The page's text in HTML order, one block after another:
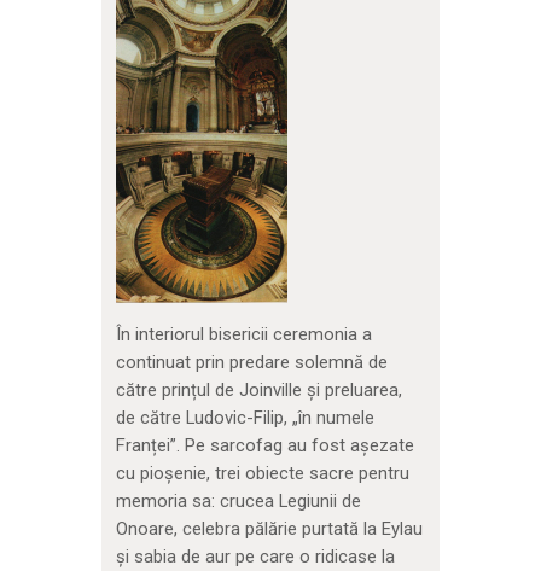
În interiorul bisericii ceremonia a
continuat prin predare solemnă de
către prințul de Joinville și preluarea,
de către Ludovic-Filip, „în numele
Franței”. Pe sarcofag au fost așezate
cu pioșenie, trei obiecte sacre pentru
memoria sa: crucea Legiunii de
Onoare, celebra pălărie purtată la Eylau
și sabia de aur pe care o ridicase la